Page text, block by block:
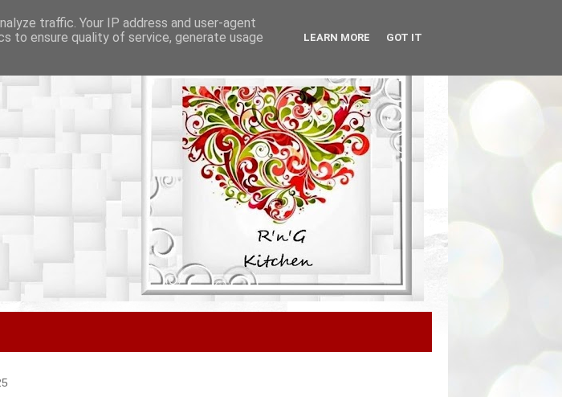
traffic. Your IP address and user-agent
to ensure quality of service, generate usage
LEARN MORE GOT IT